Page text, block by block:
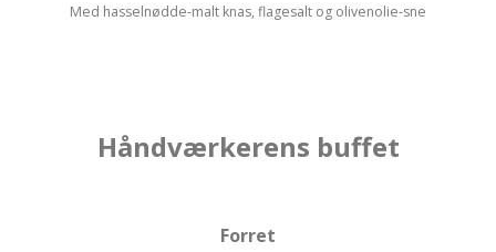
Med hasselnødde-malt knas, flagesalt og olivenolie-sne
Håndværkerens buffet
Forret